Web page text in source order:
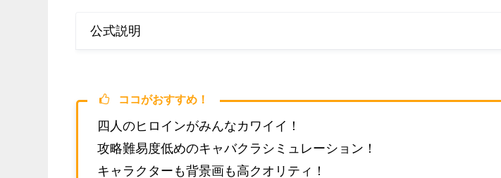
公式説明
ココがおすすめ！
四人のヒロインがみんなカワイイ！
攻略難易度低めのキャバクラシミュレーション！
キャラクターも背景画も高クオリティ！